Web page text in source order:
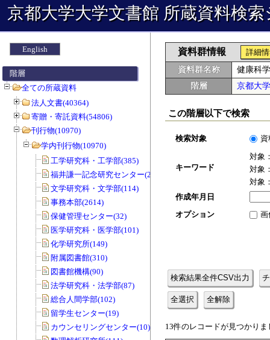
京都大学大学文書館 所蔵資料検
English
階層
全ての所蔵資料
法人文書(40364)
寄贈・寄託資料(54806)
刊行物(10970)
学内刊行物(10970)
工学研究科・工学部(385)
福井謙一記念研究センター(20)
文学研究科・文学部(114)
事務本部(2614)
保健管理センター(32)
医学研究科・医学部(101)
化学研究所(149)
附属図書館(310)
図書館機構(90)
法学研究科・法学部(87)
総合人間学部(102)
留学生センター(19)
カウンセリングセンター(10)
資料群情報
詳細
資料群名称
健康科
階層
京都大
この階層以下で検索
検索対象 資
キーワード
対象
対象
対象
作成年月日
オプション
画
検索結果全件CSV出力
全選択 全解除
13件のレコードが見つかり